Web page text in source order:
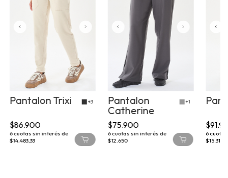
Pantalon Trixi +3
$86.900
6cuotas sin interés de
$14.483,33
Pantalon
Catherine
+1
$75.900
6cuotas sin interés de
$12.650
6